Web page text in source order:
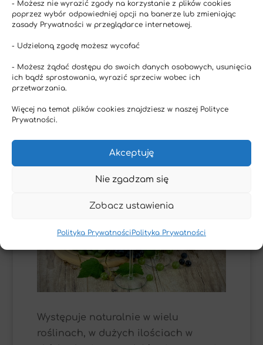
- Możesz nie wyrazić zgody na korzystanie z plików cookies
poprzez wybór odpowiedniej opcji na banerze lub zmieniając
zasady Prywatności w przeglądarce internetowej.
- Udzieloną zgodę możesz wycofać
- Możesz żądać dostępu do swoich danych osobowych, usunięcia
ich bądź sprostowania, wyrazić sprzeciw wobec ich
przetwarzania.
Więcej na temat plików cookies znajdziesz w naszej Polityce
Prywatności.
Akceptuję
Nie zgadzam się
Zobacz ustawienia
Polityka Prywatności Polityka Prywatności
innymi zażywanymi lekami
[59]
.
Koenzym Q10 dostępny jest w formie
ubichinonu lub ubichinolu, który
charakteryzuje się większą
biodostępnością.
2. Resweratrol
Występuje naturalnie w wielu
roślinach, w dużych ilościach w